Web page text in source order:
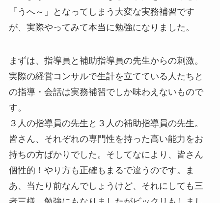
「うへ～」となってしまう大変な実務補習です
が、実際やってみて本当に勉強になりました。
まずは、指導員と補助指導員の先生からの刺激。
実際の経営コンサルで生計を立てている人たちと
の指導・会話は実務補習でしか味わえないもので
す。
３人の指導員の先生と３人の補助指導員の先生。
皆さん、それぞれの専門性を持った高い能力をお
持ちの方ばかりでした。そしてなにより、皆さん
個性的！やり方も正確もまるで違うのです。ま
あ、当たり前なんでしょうけど、それにしても三